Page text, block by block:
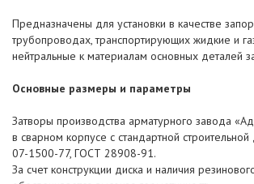
Предназначены для установки в качестве
трубопроводах, транспортирующих жидкие и
нейтральные к материалам основных деталей
Основные размеры и параметры
Затворы производства арматурного завода
в сварном корпусе с стандартной
07-1500-77, ГОСТ 28908-91.
За счет конструкции диска и наличия